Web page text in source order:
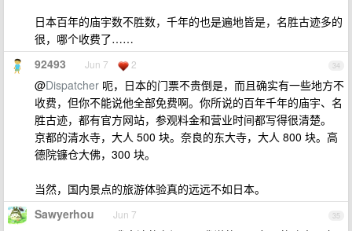
日本百年的庙宇数不胜数，千年的也是遍地皆是，名胜古迹多的
很，哪个收费了……
34
92493 Jun 7 2
@Dispatcher 呃，日本的门票不贵倒是，而且确实有一些地方不
收费，但你不能说他全部免费啊。你所说的百年千年的庙宇、名
胜古迹，都有官方网站，参观料金和营业时间都写得很清楚。
京都的清水寺，大人 500 块。奈良的东大寺，大人 800 块。高
德院镰仓大佛，300 块。
当然，国内景点的旅游体验真的远远不如日本。
35
Sawyerhou Jun 7